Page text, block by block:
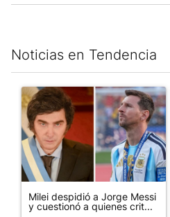
Noticias en Tendencia
Este listado muestra los artículos
Un artículo de tendencia con el
Milei despidió a Jorge Messi
y cuestionó a quienes crit...